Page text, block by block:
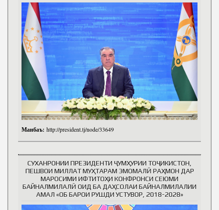
Манбаъ: http://president.tj/node/33649
СУХАНРОНИИ ПРЕЗИДЕНТИ ҶУМҲУРИИ ТОҶИКИСТОН,
ПЕШВОИ МИЛЛАТ МУҲТАРАМ ЭМОМАЛӢ РАҲМОН ДАР
МАРОСИМИ ИФТИТОҲИ КОНФРОНСИ СЕЮМИ
БАЙНАЛМИЛАЛӢ ОИД БА ДАҲСОЛАИ БАЙНАЛМИЛАЛИИ
АМАЛ «ОБ БАРОИ РУШДИ УСТУВОР, 2018-2028»